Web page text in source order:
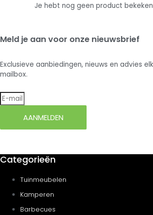
Je hebt nog geen product
Meld je aan voor onze nieuwsbrief
Exclusieve aanbiedingen, nieuws en advies
mailbox.
AANMELDEN
Categorieën
Tuinmeubelen
Kamperen
Barbecues